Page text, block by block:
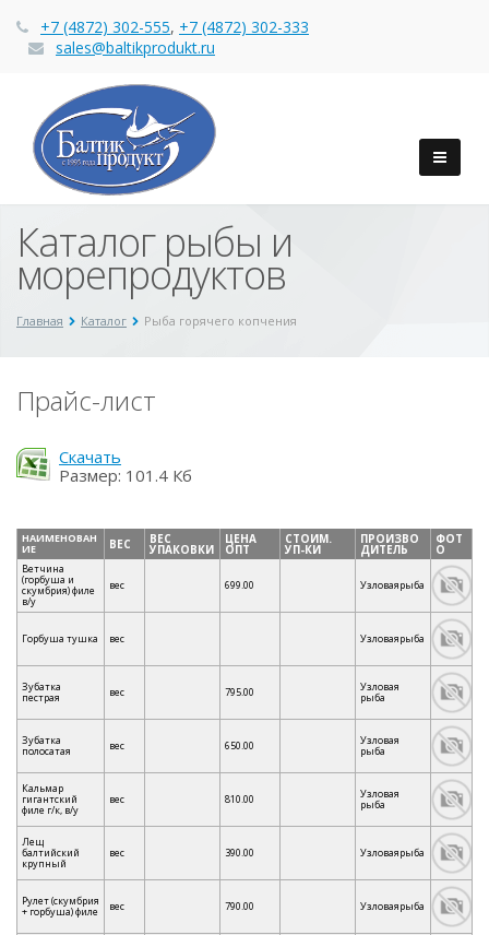
+7 (4872) 302-555, +7 (4872) 302-333
sales@baltikprodukt.ru
Каталог рыбы и
морепродуктов
Главная Каталог Рыба горячего копчения
Прайс-лист
Скачать
Размер: 101.4 Кб
НАИМЕНОВАН
ИЕ ВЕС ВЕС
УПАКОВКИ
ЦЕНА
ОПТ
СТОИМ.
УП-КИ
ПРОИЗВО
ДИТЕЛЬ
ФОТ
О
Ветчина
(горбуша и
скумбрия) филе
в/у
вес 699.00 Узловаярыба
Горбуша тушка вес Узловаярыба
Зубатка
пестрая вес 795.00 Узловая
рыба
Зубатка
полосатая вес 650.00 Узловая
рыба
Кальмар
гигантский
филе г/к, в/у
вес 810.00 Узловая
рыба
Лещ
балтийский
крупный
вес 390.00 Узловаярыба
Рулет (скумбрия
+ горбуша) филе вес 790.00 Узловаярыба